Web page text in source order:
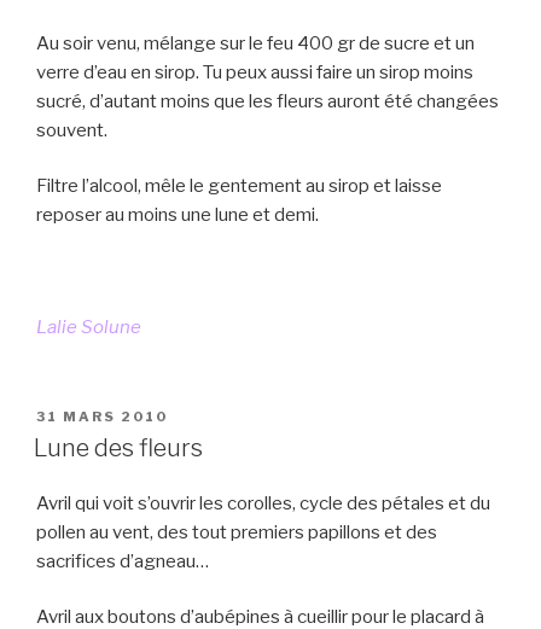
Au soir venu, mélange sur le feu 400 gr de sucre et un
verre d’eau en sirop. Tu peux aussi faire un sirop moins
sucré, d’autant moins que les fleurs auront été changées
souvent.
Filtre l’alcool, mêle le gentement au sirop et laisse
reposer au moins une lune et demi.
Lalie Solune
PUBLIÉ
LE
31 MARS 2010
Lune des fleurs
Avril qui voit s’ouvrir les corolles, cycle des pétales et du
pollen au vent, des tout premiers papillons et des
sacrifices d’agneau…
Avril aux boutons d’aubépines à cueillir pour le placard à